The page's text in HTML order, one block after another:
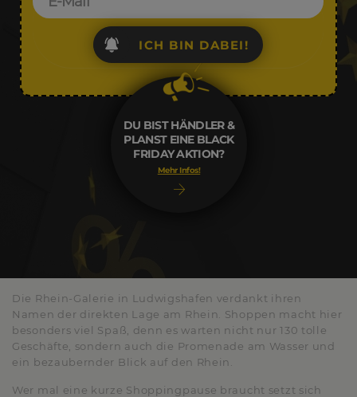
DU BIST HÄNDLER &
PLANST EINE BLACK
FRIDAY AKTION?
Mehr Infos!
ICH BIN DABEI!
Die Rhein-Galerie in Ludwigshafen verdankt ihren
Namen der direkten Lage am Rhein. Shoppen macht hier
besonders viel Spaß, denn es warten nicht nur 130 tolle
Geschäfte, sondern auch die Promenade am Wasser und
ein bezaubernder Blick auf den Rhein.
Wer mal eine kurze Shoppingpause braucht setzt sich